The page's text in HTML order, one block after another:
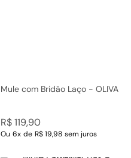
Mule com Bridão Laço - OLIVA
R$119,90
Ou 6x de R$ 19,98 sem juros